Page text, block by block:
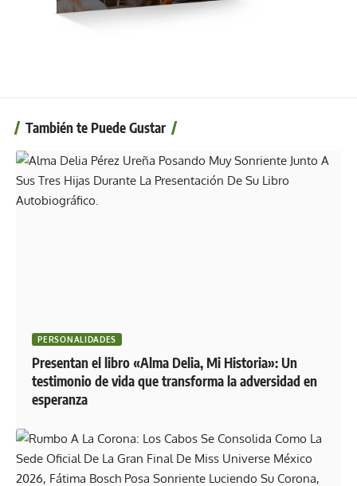
También te Puede Gustar
PERSONALIDADES
Presentan el libro «Alma Delia, Mi Historia»: Un
testimonio de vida que transforma la adversidad en
esperanza